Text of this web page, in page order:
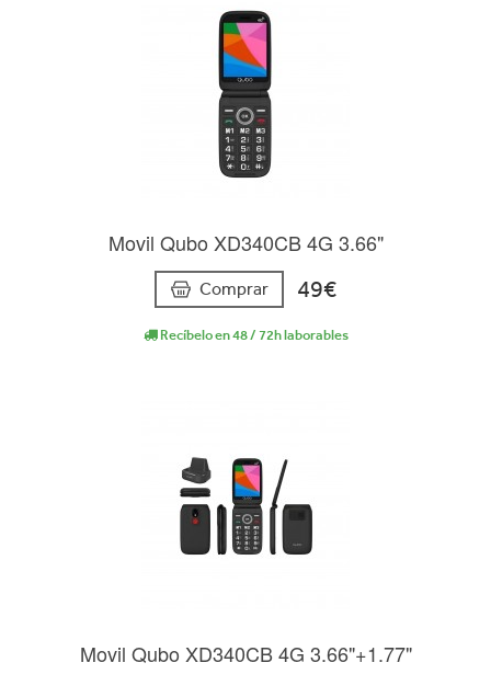
Movil Qubo XD340CB 4G 3.66"
Comprar 49€
Recíbelo en 48 / 72h laborables
Movil Qubo XD340CB 4G 3.66"+1.77"